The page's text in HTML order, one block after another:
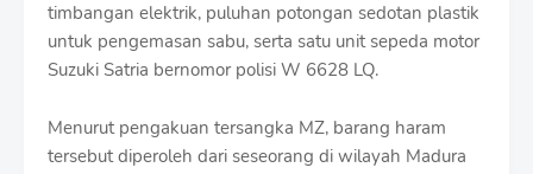
timbangan elektrik, puluhan potongan sedotan plastik
untuk pengemasan sabu, serta satu unit sepeda motor
Suzuki Satria bernomor polisi W 6628 LQ.
Menurut pengakuan tersangka MZ, barang haram
tersebut diperoleh dari seseorang di wilayah Madura